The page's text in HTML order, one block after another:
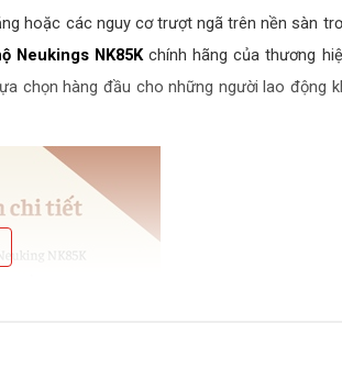
hoặc các nguy cơ trượt ngã trên nền sàn
Neukings NK85Kchính hãng của thương
chọn hàng đầu cho những người lao động